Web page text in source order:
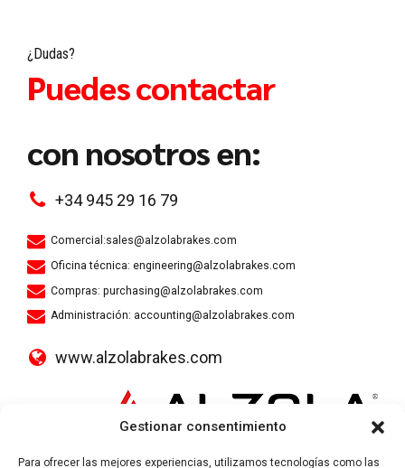
Gestionar consentimiento
Para ofrecer las mejores experiencias, utilizamos tecnologías como las
¿Dudas?
Puedes contactar
con nosotros en:
+34 945 29 16 79
Comercial:sales@alzolabrakes.com
Oficina técnica: engineering@alzolabrakes.com
Compras: purchasing@alzolabrakes.com
Administración: accounting@alzolabrakes.com
www.alzolabrakes.com